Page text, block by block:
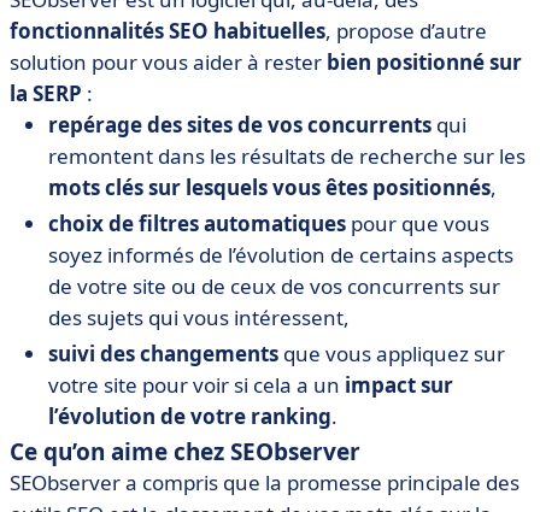
fonctionnalités SEO habituelles, propose d’autre
solution pour vous aider à rester bien positionné sur
la SERP :
repérage des sites de vos concurrents qui
remontent dans les résultats de recherche sur les
mots clés sur lesquels vous êtes positionnés,
choix de filtres automatiques pour que vous
soyez informés de l’évolution de certains aspects
de votre site ou de ceux de vos concurrents sur
des sujets qui vous intéressent,
suivi des changements que vous appliquez sur
votre site pour voir si cela a un impact sur
l’évolution de votre ranking.
Ce qu’on aime chez SEObserver
SEObserver a compris que la promesse principale des